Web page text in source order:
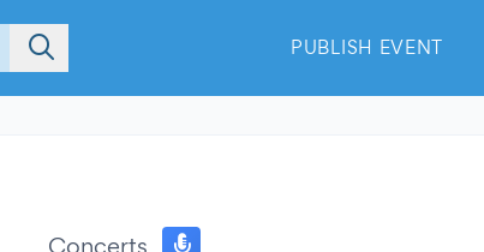
PUBLISH EVENT
Concerts